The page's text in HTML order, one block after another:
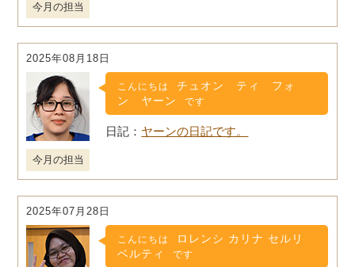
今月の担当
2025年08月18日
今月の担当
こんにちは
チュオン ティ フォ
ン ヤーン
です
ヤーンの日記です。
2025年07月28日
こんにちは
ロレンシ カリナ セルリ
ベルティ
です